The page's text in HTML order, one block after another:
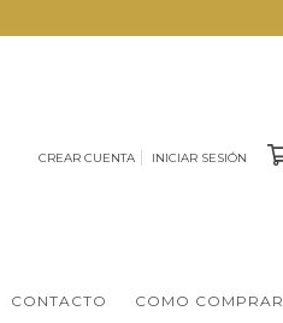
CREAR CUENTA INICIAR SESIÓN
CONTACTO COMO COMPRAR